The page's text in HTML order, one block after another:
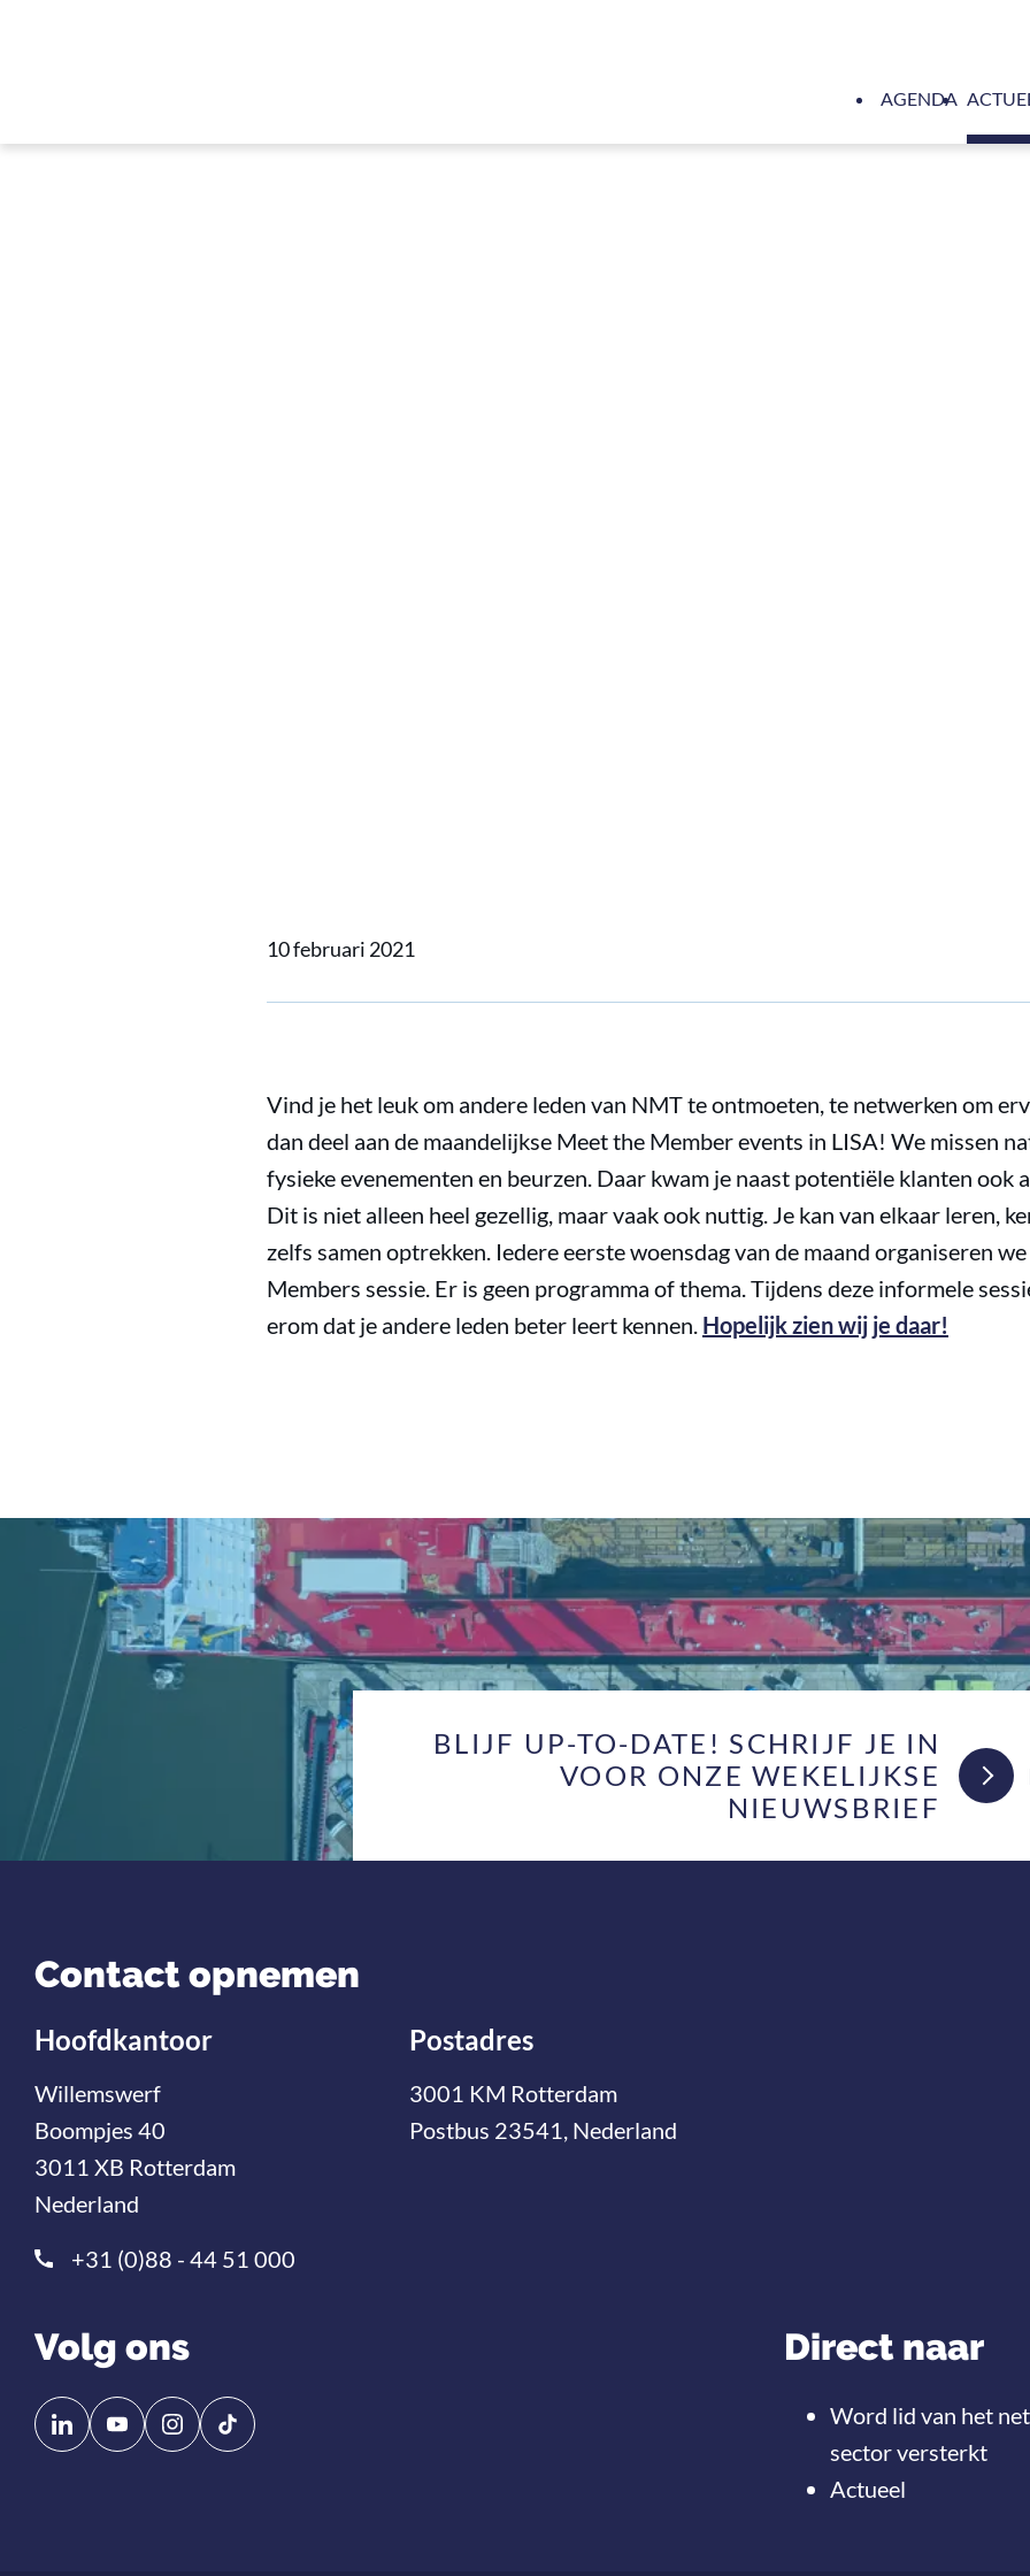
AGENDA
10 februari 2021
Vind je het leuk om andere leden van NMT te ontmoeten, te netwerken om
dan deel aan de maandelijkse Meet the Member events in LISA! We missen
fysieke evenementen en beurzen. Daar kwam je naast potentiële klanten ook
Dit is niet alleen heel gezellig, maar vaak ook nuttig. Je kan van elkaar leren,
zelfs samen optrekken. Iedere eerste woensdag van de maand organiseren
Members sessie. Er is geen programma of thema. Tijdens deze informele
erom dat je andere leden beter leert kennen. Hopelijk zien wij je daar!
BLIJF UP-TO-DATE! SCHRIJF JE IN
VOOR ONZE WEKELIJKSE
NIEUWSBRIEF
Contact opnemen
Hoofdkantoor
Willemswerf
Boompjes 40
3011 XB Rotterdam
Nederland
+31 (0)88 - 44 51 000
Postadres
3001 KM Rotterdam
Postbus 23541, Nederland
Volg ons
Volg
ons
Volg
ons
Direct naar
Word lid van het
sector versterkt
Actueel